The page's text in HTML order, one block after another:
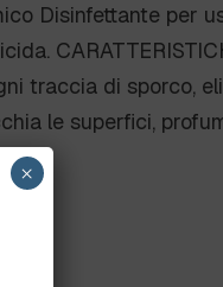
Disinfettante per
traccia di sporco,
le superfici,
×